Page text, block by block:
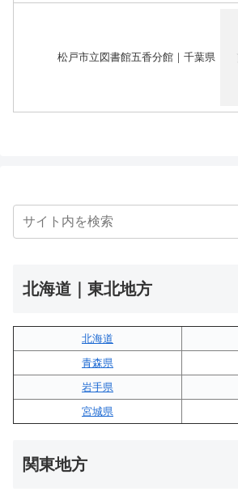
松戸市立図書館五香分館｜千葉県
北海道｜東北地方
北海道
青森県
岩手県
宮城県
関東地方